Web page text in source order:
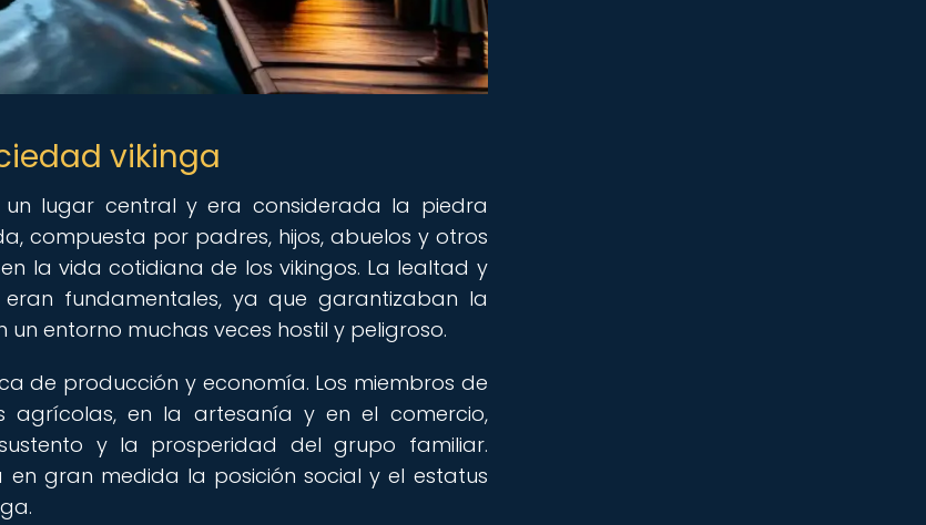
vikinga
lugar central y era considerada la piedra
compuesta por padres, hijos, abuelos y otros
la vida cotidiana de los vikingos. La lealtad y
fundamentales, ya que garantizaban la
entorno muchas veces hostil y peligroso.
de producción y economía. Los miembros de
en la artesanía y en el comercio,
y la prosperidad del grupo familiar.
gran medida la posición social y el estatus